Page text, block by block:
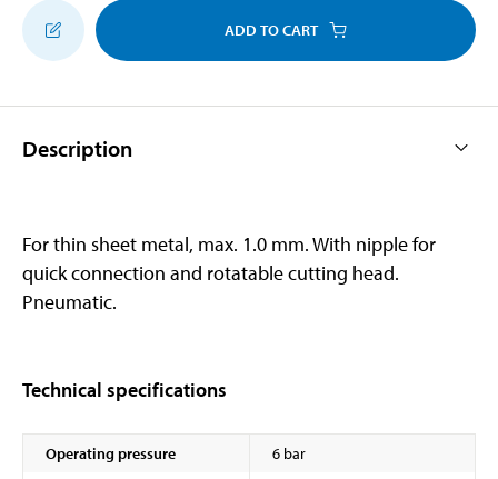
ADD TO CART
Description
For thin sheet metal, max. 1.0 mm. With nipple for
quick connection and rotatable cutting head.
Pneumatic.
Technical specifications
Operating pressure
6 bar